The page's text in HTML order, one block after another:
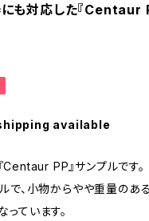
も対応した『Centaur
available
PP』サンプルです。
で、小物からやや重量のあ
ています。